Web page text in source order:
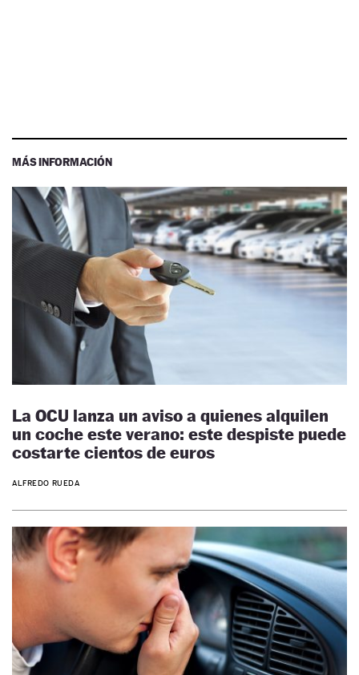
MÁS INFORMACIÓN
La OCU lanza un aviso a quienes alquilen
un coche este verano: este despiste puede
costarte cientos de euros
ALFREDO RUEDA